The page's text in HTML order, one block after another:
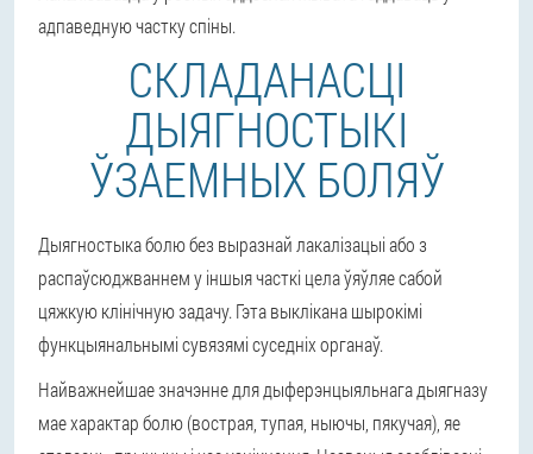
адпаведную частку спіны.
СКЛАДАНАСЦІ
ДЫЯГНОСТЫКІ
ЎЗАЕМНЫХ БОЛЯЎ
Дыягностыка болю без выразнай лакалізацыі або з
распаўсюджваннем у іншыя часткі цела ўяўляе сабой
цяжкую клінічную задачу. Гэта выклікана шырокімі
функцыянальнымі сувязямі суседніх органаў.
Найважнейшае значэнне для дыферэнцыяльнага дыягназу
мае характар болю (вострая, тупая, ныючы, пякучая), яе